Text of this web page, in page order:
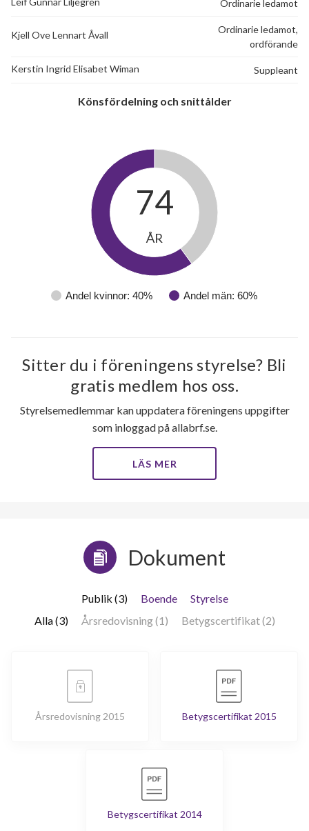
Ordinarie ledamot
Kjell Ove Lennart Åvall
Ordinarie ledamot,
ordförande
Kerstin Ingrid Elisabet Wiman Suppleant
Könsfördelning och snittålder
Andel kvinnor: 40% Andel män: 60%
74
ÅR
Sitter du i föreningens styrelse? Bli
gratis medlem hos oss.
Styrelsemedlemmar kan uppdatera föreningens uppgifter
som inloggad på allabrf.se.
LÄS MER
Dokument
Publik (3) Boende
Styrelse
Alla (3)
Årsredovisning (1) Betygscertifikat (2)
Årsredovisning 2015 Betygscertifikat 2015
Betygscertifikat 2014